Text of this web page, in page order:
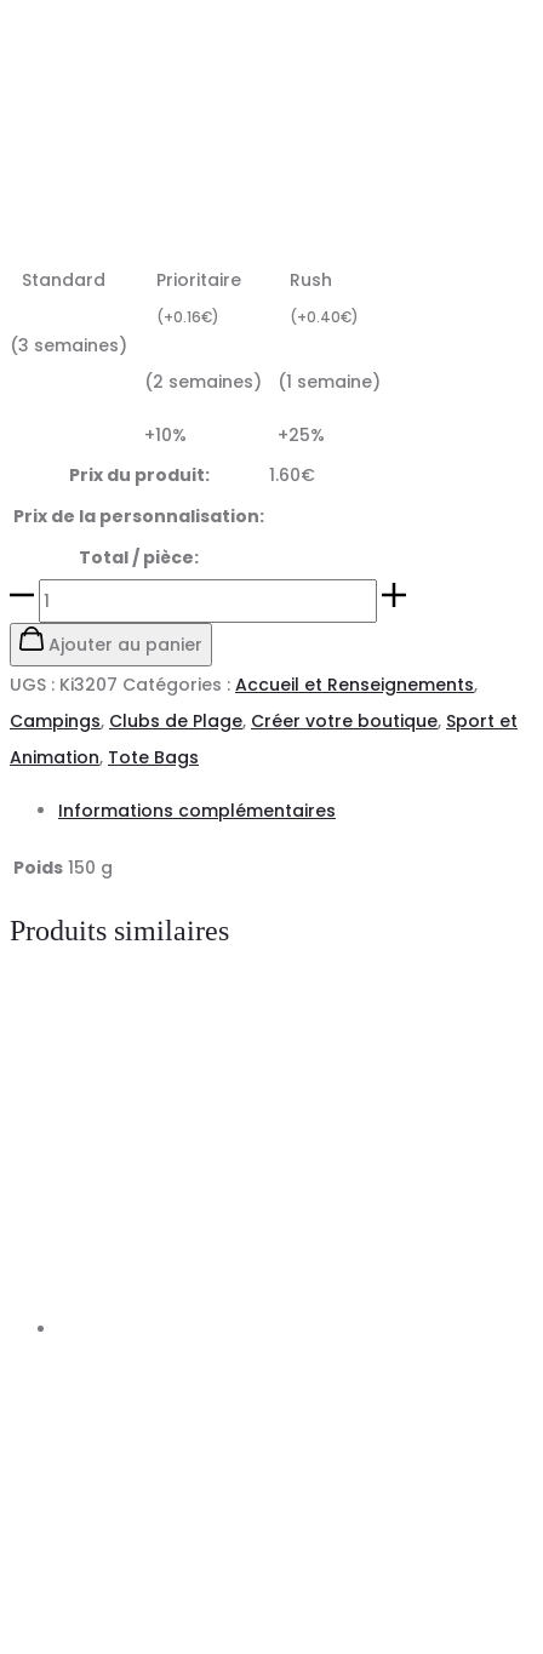
Standard
(3 semaines)
Prioritaire
(+0.16€)
(2 semaines)
+10%
Rush
(+0.40€)
(1 semaine)
+25%
Prix du produit:
1.60€
Prix de la personnalisation:
Total / pièce:
quantité
de
Tote
Ajouter au panier
UGS : Ki3207 Catégories : Accueil et Renseignements,
Campings, Clubs de Plage, Créer votre boutique, Sport et
Animation, Tote Bags
Informations complémentaires
Poids 150 g
Produits similaires